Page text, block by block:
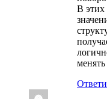
В этих